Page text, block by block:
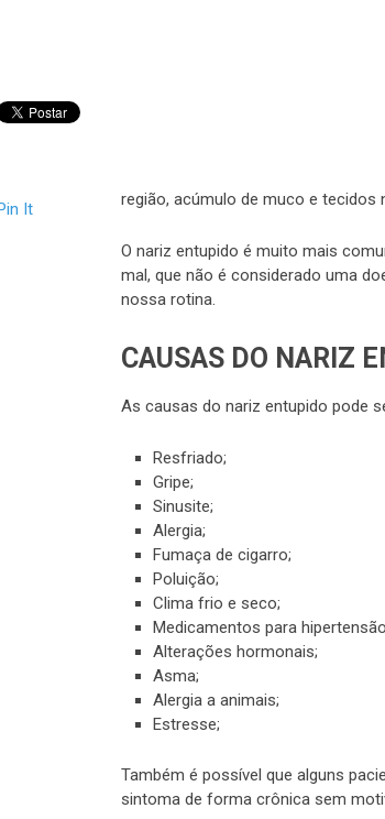
região, acúmulo de muco e tecidos
O nariz entupido é muito mais
mal, que não é considerado uma
nossa rotina.
CAUSAS DO NARIZ
As causas do nariz entupido pode
Resfriado;
Gripe;
Sinusite;
Alergia;
Fumaça de cigarro;
Poluição;
Clima frio e seco;
Medicamentos para
Alterações hormonais;
Asma;
Alergia a animais;
Estresse;
Também é possível que alguns
sintoma de forma crônica sem
It